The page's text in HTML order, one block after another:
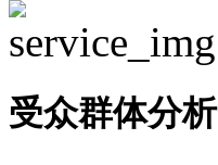
受众群体分析